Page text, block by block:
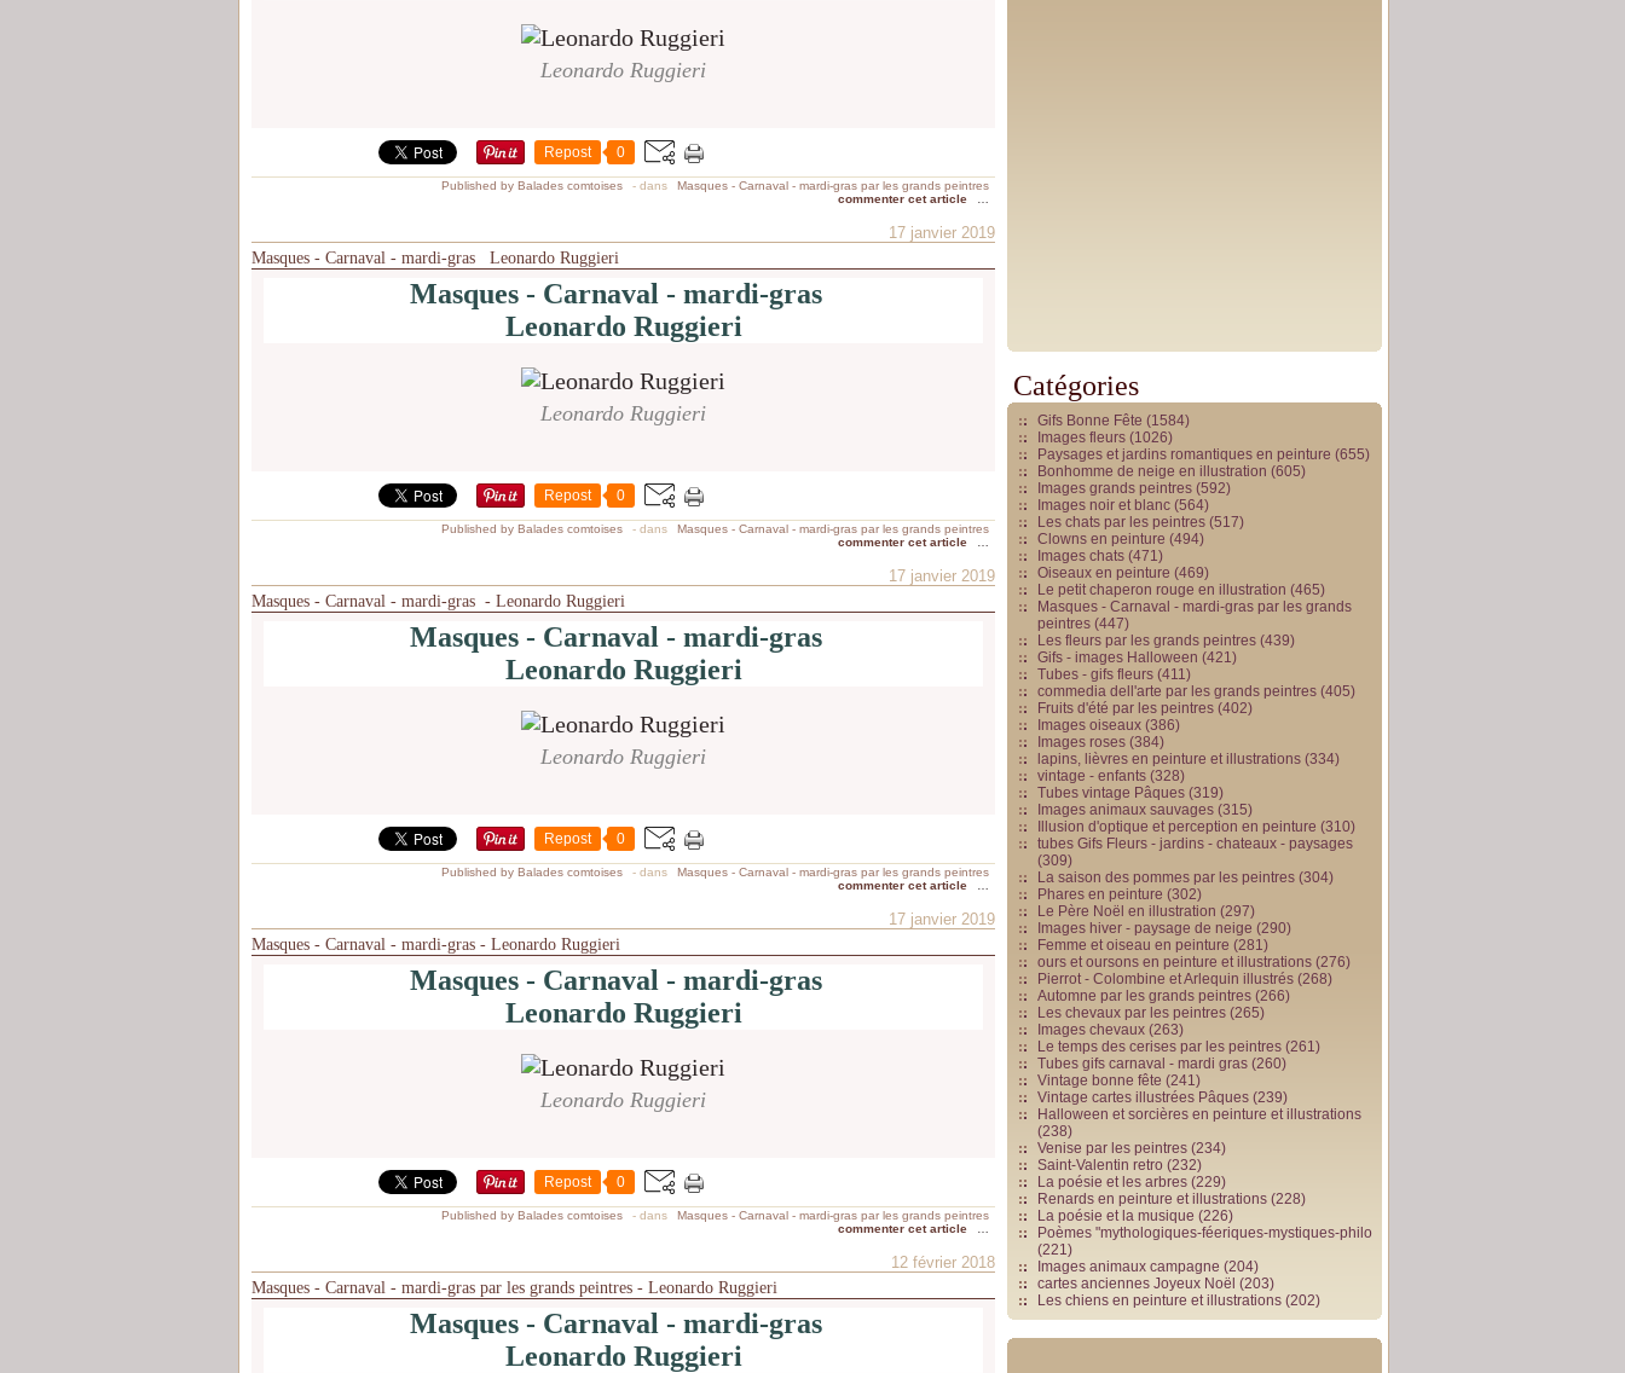
Leonardo Ruggieri
Repost 0
Published by Balades comtoises - dans
Masques - Carnaval - mardi-gras par les grands peintres
commenter cet article
17 janvier 2019
Masques - Carnaval - mardi-gras Leonardo Ruggieri
Masques - Carnaval - mardi-gras
Leonardo Ruggieri
Leonardo Ruggieri
Repost 0
Published by Balades comtoises - dans
Masques - Carnaval - mardi-gras par les grands peintres
commenter cet article
17 janvier 2019
Masques - Carnaval - mardi-gras - Leonardo Ruggieri
Masques - Carnaval - mardi-gras
Leonardo Ruggieri
Leonardo Ruggieri
Repost 0
Published by Balades comtoises - dans
Masques - Carnaval - mardi-gras par les grands peintres
commenter cet article
17 janvier 2019
Masques - Carnaval - mardi-gras - Leonardo Ruggieri
Masques - Carnaval - mardi-gras
Leonardo Ruggieri
Leonardo Ruggieri
Repost 0
Published by Balades comtoises - dans
Masques - Carnaval - mardi-gras par les grands peintres
commenter cet article
12 février 2018
Masques - Carnaval - mardi-gras par les grands peintres - Leonardo Ruggieri
Masques - Carnaval - mardi-gras
Leonardo Ruggieri
Catégories
Gifs Bonne Fête (1584)
Images fleurs (1026)
Paysages et jardins romantiques en peinture (655)
Bonhomme de neige en illustration (605)
Images grands peintres (592)
Images noir et blanc (564)
Les chats par les peintres (517)
Clowns en peinture (494)
Images chats (471)
Oiseaux en peinture (469)
Le petit chaperon rouge en illustration (465)
Masques - Carnaval - mardi-gras par les grands
peintres (447)
Les fleurs par les grands peintres (439)
Gifs - images Halloween (421)
Tubes - gifs fleurs (411)
commedia dell'arte par les grands peintres (405)
Fruits d'été par les peintres (402)
Images oiseaux (386)
Images roses (384)
lapins, lièvres en peinture et illustrations (334)
vintage - enfants (328)
Tubes vintage Pâques (319)
Images animaux sauvages (315)
Illusion d'optique et perception en peinture (310)
tubes Gifs Fleurs - jardins - chateaux - paysages
(309)
La saison des pommes par les peintres (304)
Phares en peinture (302)
Le Père Noël en illustration (297)
Images hiver - paysage de neige (290)
Femme et oiseau en peinture (281)
ours et oursons en peinture et illustrations (276)
Pierrot - Colombine et Arlequin illustrés (268)
Automne par les grands peintres (266)
Les chevaux par les peintres (265)
Images chevaux (263)
Le temps des cerises par les peintres (261)
Tubes gifs carnaval - mardi gras (260)
Vintage bonne fête (241)
Vintage cartes illustrées Pâques (239)
Halloween et sorcières en peinture et illustrations
(238)
Venise par les peintres (234)
Saint-Valentin retro (232)
La poésie et les arbres (229)
Renards en peinture et illustrations (228)
La poésie et la musique (226)
Poèmes "mythologiques-féeriques-mystiques-philo
(221)
Images animaux campagne (204)
cartes anciennes Joyeux Noël (203)
Les chiens en peinture et illustrations (202)